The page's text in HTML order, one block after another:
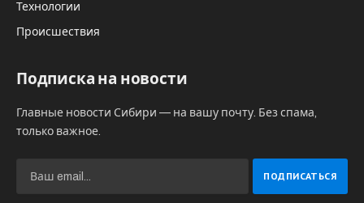
Озерское бьют младших детей по лицу
кулаками.
Каксообщает региональное МВД
были опрошены в присутствии законных
мотивы издевательств.